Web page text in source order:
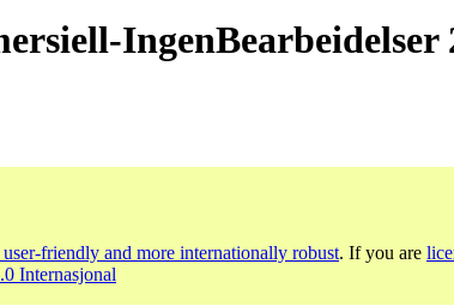
IngenBearbeidelser
user-friendly and more internationally robust. If you are
Internasjonal